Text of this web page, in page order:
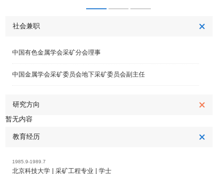
社会兼职
中国有色金属学会采矿分会理事
中国金属学会采矿委员会地下采矿委员会副主任
研究方向
暂无内容
教育经历
1985.9-1989.7
北京科技大学 | 采矿工程专业 | 学士